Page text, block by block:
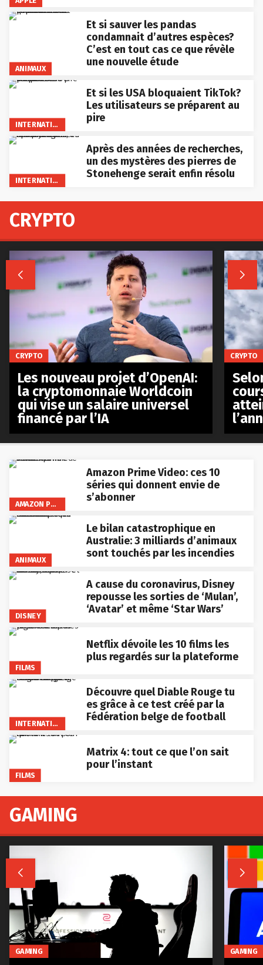
ANIMAUX
Et si sauver les pandas
condamnait d’autres espèces?
C’est en tout cas ce que révèle
une nouvelle étude
INTERNATIONAL
Et si les USA bloquaient TikTok?
Les utilisateurs se préparent au
pire
INTERNATIONAL
Après des années de recherches,
un des mystères des pierres de
Stonehenge serait enfin résolu
AMAZON PRIME VIDEO
Amazon Prime Video: ces 10
séries qui donnent envie de
s’abonner
ANIMAUX
Le bilan catastrophique en
Australie: 3 milliards d’animaux
sont touchés par les incendies
DISNEY
A cause du coronavirus, Disney
repousse les sorties de ‘Mulan’,
‘Avatar’ et même ‘Star Wars’
FILMS
Netflix dévoile les 10 films les
plus regardés sur la plateforme
INTERNATIONAL
Découvre quel Diable Rouge tu
es grâce à ce test créé par la
Fédération belge de football
FILMS
Matrix 4: tout ce que l’on sait
pour l’instant
CRYPTO
 
CRYPTO
Les nouveau projet d’OpenAI:
la cryptomonnaie Worldcoin
qui vise un salaire universel
financé par l’IA
CRYPTO
GAMING
 
GAMING GAMING